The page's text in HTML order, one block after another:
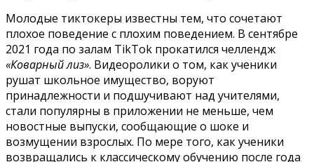
Молодые тиктокеры известны тем, что сочетают
плохое поведение с плохим поведением. В сентябре
2021 года по залам TikTok прокатился челлендж
«Коварный лиз». Видеоролики о том, как ученики
рушат школьное имущество, воруют
принадлежности и подшучивают над учителями,
стали популярны в приложении не меньше, чем
новостные выпуски, сообщающие о шоке и
возмущении взрослых. По мере того, как ученики
возвращались к классическому обучению после года